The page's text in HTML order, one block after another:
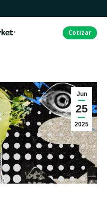
Cotizar
Jun
25
2025